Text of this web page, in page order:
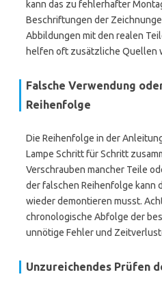
kann das zu fehlerhafter
Beschriftungen der
Abbildungen mit den realen
helfen oft zusätzliche Quellen
Falsche Verwendung
Reihenfolge
Die Reihenfolge in der
Lampe Schritt für Schritt
Verschrauben mancher Teile
der falschen Reihenfolge kann
wieder demontieren musst.
chronologische Abfolge der
unnötige Fehler und
Unzureichendes Prüfen